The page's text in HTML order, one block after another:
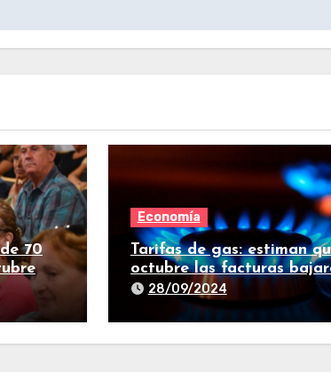
70
Economía
Tarifas de gas: estiman
octubre las facturas
promedio
28/09/2024